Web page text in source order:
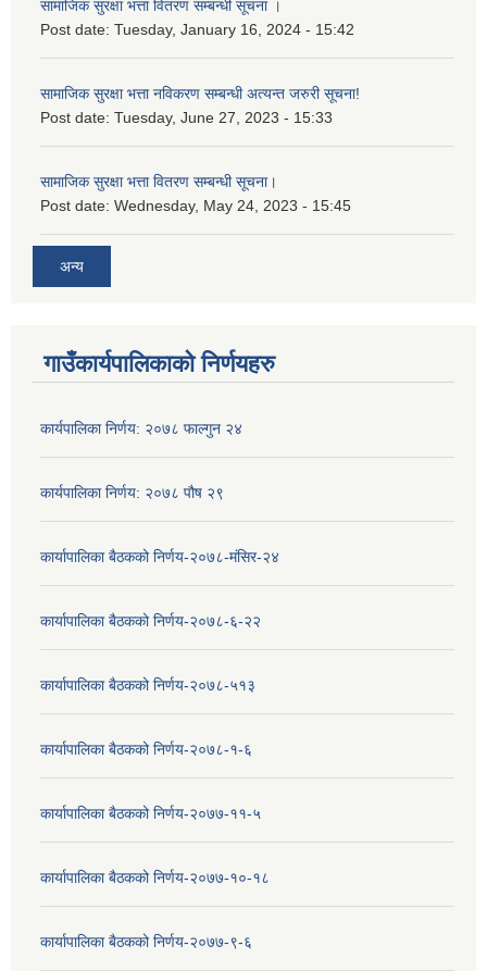
सामाजिक सुरक्षा भत्ता वितरण सम्बन्धी सूचना ।
Post date: Tuesday, January 16, 2024 - 15:42
सामाजिक सुरक्षा भत्ता नविकरण सम्बन्धी अत्यन्त जरुरी सूचना!
Post date: Tuesday, June 27, 2023 - 15:33
सामाजिक सुरक्षा भत्ता वितरण सम्बन्धी सूचना।
Post date: Wednesday, May 24, 2023 - 15:45
अन्य
गाउँकार्यपालिकाको निर्णयहरु
कार्यपालिका निर्णय: २०७८ फाल्गुन २४
कार्यपालिका निर्णय: २०७८ पौष २९
कार्यापालिका बैठकको निर्णय-२०७८-मंसिर-२४
कार्यापालिका बैठकको निर्णय-२०७८-६-२२
कार्यापालिका बैठकको निर्णय-२०७८-५१३
कार्यापालिका बैठकको निर्णय-२०७८-१-६
कार्यापालिका बैठकको निर्णय-२०७७-११-५
कार्यापालिका बैठकको निर्णय-२०७७-१०-१८
कार्यापालिका बैठकको निर्णय-२०७७-९-६